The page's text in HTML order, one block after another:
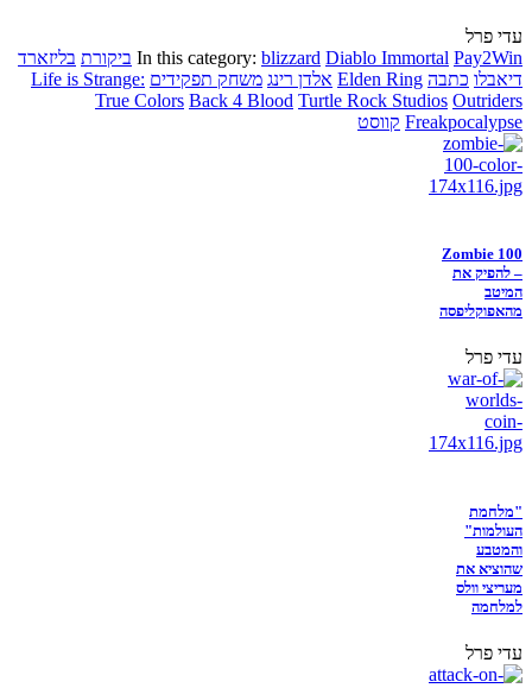
עדי פרל
In this category: blizzard Diablo Immortal Pay2Win ביקורת בליזארד
דיאבלו כתבה Elden Ring אלדן רינג משחק תפקידים Life is Strange:
True Colors Back 4 Blood Turtle Rock Studios Outriders
Freakpocalypse קווסט
Zombie 100
– להפיק את
המיטב
מהאפוקליפסה
עדי פרל
"מלחמת
העולמות"
והמטבע
שהוציא את
מעריצי וולס
למלחמה
עדי פרל